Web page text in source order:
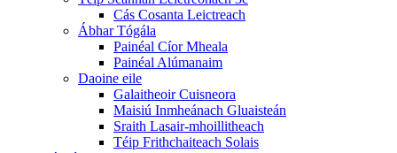
Cás Cosanta Leictreach
Ábhar Tógála
Painéal Cíor Mheala
Painéal Alúmanaim
Daoine eile
Galaitheoir Cuisneora
Maisiú Inmheánach Gluaisteán
Sraith Lasair-mhoillitheach
Téip Frithchaiteach Solais